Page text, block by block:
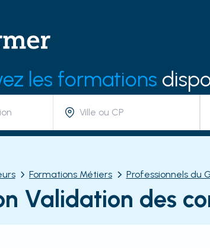
les formations
Formations Métiers Professionnels du
Validation des